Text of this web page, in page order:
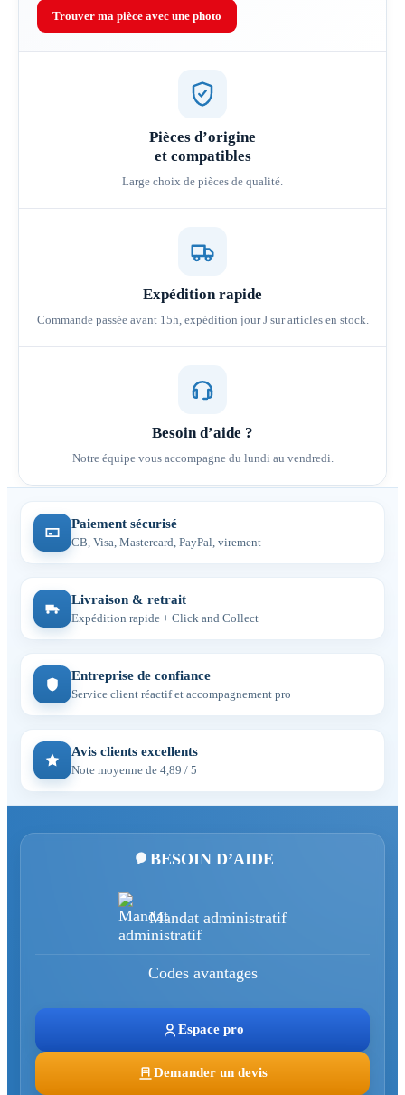
Trouver ma pièce avec une photo
Pièces d’origine
et compatibles
Large choix de pièces de qualité.
Expédition rapide
Commande passée avant 15h, expédition jour J sur articles en stock.
Besoin d’aide ?
Notre équipe vous accompagne du lundi au vendredi.
Paiement sécurisé
CB, Visa, Mastercard, PayPal, virement
Livraison & retrait
Expédition rapide + Click and Collect
Entreprise de confiance
Service client réactif et accompagnement pro
Avis clients excellents
Note moyenne de 4,89 / 5
BESOIN D’AIDE
Mandat administratif
Codes avantages
Espace pro
Demander un devis